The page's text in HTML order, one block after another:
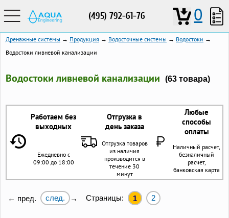
(495) 792-61-76 0
Дренажные системы → Продукция → Водосточные системы → Водостоки →
Водостоки ливневой канализации
Водостоки ливневой канализации (63 товара)
Работаем без
выходных
Отгрузка в
день заказа
Любые
способы
оплаты
Ежедневно с
09:00 до 18:00
Отгрузка товаров
из наличия
производится в
течение 30
минут
Наличный расчет,
безналичный
расчет,
банковская карта
← пред. след. → Страницы: 1 2